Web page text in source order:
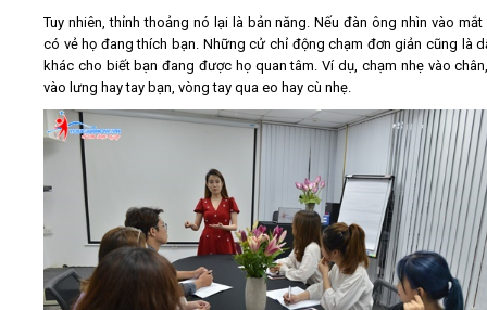
Tuy nhiên, thỉnh thoảng nó lại là bản năng. Nếu đàn ông nhìn vào
có vẻ họ đang thích bạn. Những cử chỉ động chạm đơn giản cũng là
khác cho biết bạn đang được họ quan tâm. Ví dụ, chạm nhẹ vào
vào lưng hay tay bạn, vòng tay qua eo hay cù nhẹ.